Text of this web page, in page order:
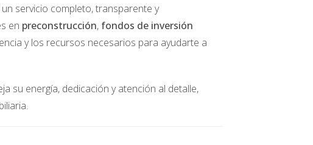
que tu prima de seguro sea más alta.
cubra el resto de la pérdida. Un deducible más
aumentarán el costo de tu seguro.
siguientes aspectos:
servicio completo, transparente y
en preconstrucción, fondos de inversión
y los recursos necesarios para ayudarte a
su energía, dedicación y atención al detalle,